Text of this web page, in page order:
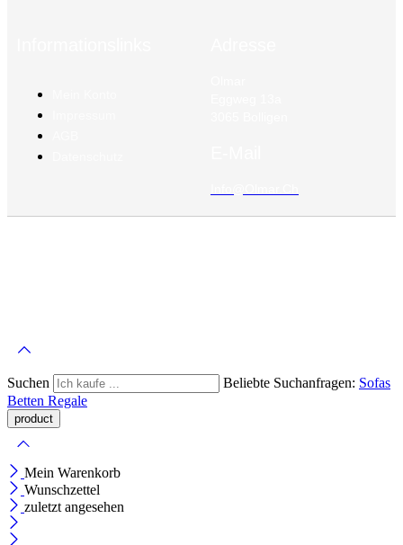
Suchen Beliebte Suchanfragen: Sofas
Betten Regale
Mein Warenkorb
Wunschzettel
zuletzt angesehen